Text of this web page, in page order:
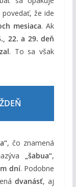
že ide
mesiaca. Ak
22. a 29. deň
. To sa však
, čo znamená
„šabua“,
dní. Podobne
dvanásť, aj